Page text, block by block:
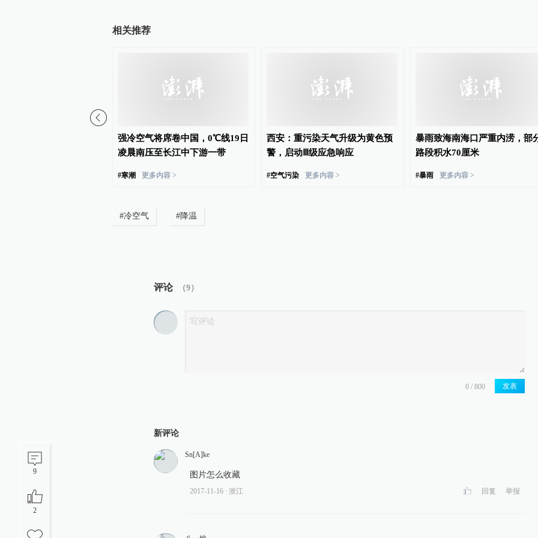
9
2
相关推荐
强冷空气将席卷中国，0℃线19日
凌晨南压至长江中下游一带
#寒潮 更多内容 >
西安：重污染天气升级为黄色预
警，启动Ⅲ级应急响应
#空气污染 更多内容 >
暴雨致海南海口严重内涝，部
路段积水70厘米
#暴雨 更多内容 >
#冷空气 #降温
评论 （9）
发表
新评论
Sn[A]ke
图片怎么收藏
2017-11-16 ∙ 浙江 回复 举报